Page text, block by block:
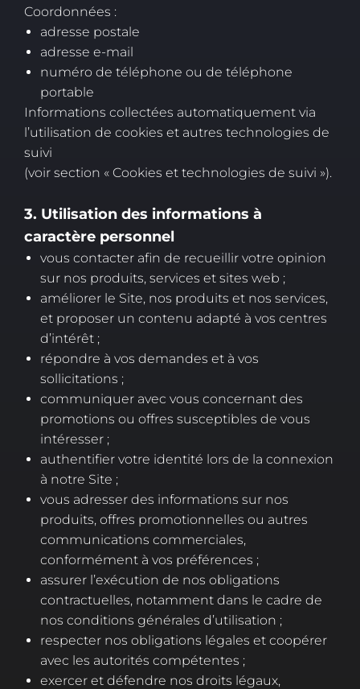
Coordonnées :
adresse postale
adresse e-mail
numéro de téléphone ou de téléphone
portable
Informations collectées automatiquement via
l’utilisation de cookies et autres technologies de
suivi
(voir section « Cookies et technologies de suivi »).
3. Utilisation des informations à
caractère personnel
vous contacter afin de recueillir votre opinion
sur nos produits, services et sites web ;
améliorer le Site, nos produits et nos services,
et proposer un contenu adapté à vos centres
d’intérêt ;
répondre à vos demandes et à vos
sollicitations ;
communiquer avec vous concernant des
promotions ou offres susceptibles de vous
intéresser ;
authentifier votre identité lors de la connexion
à notre Site ;
vous adresser des informations sur nos
produits, offres promotionnelles ou autres
communications commerciales,
conformément à vos préférences ;
assurer l’exécution de nos obligations
contractuelles, notamment dans le cadre de
nos conditions générales d’utilisation ;
respecter nos obligations légales et coopérer
avec les autorités compétentes ;
exercer et défendre nos droits légaux,